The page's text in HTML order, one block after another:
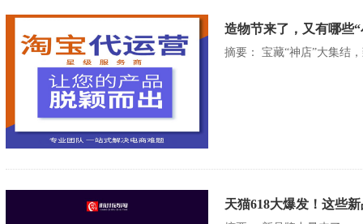
造物节来了，又有哪些
摘要： 宝藏“神店”大集结
天猫618大爆发！这些